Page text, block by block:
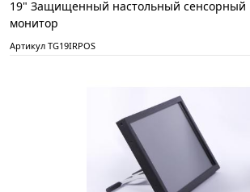
19" Защищенный настольный сенсорный
монитор
Артикул TG19IRPOS